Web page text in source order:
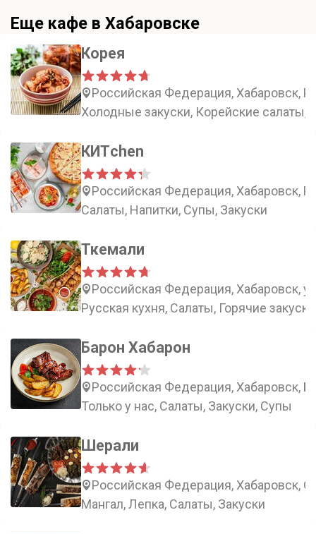
Еще кафе в Хабаровске
Корея
Российская Федерация, Хабаровск,
Холодные закуски, Корейские
КИТchen
Российская Федерация, Хабаровск,
Салаты, Напитки, Супы, Закуски
Ткемали
Российская Федерация, Хабаровск,
Русская кухня, Салаты, Горячие
Барон Хабарон
Российская Федерация, Хабаровск,
Только у нас, Салаты, Закуски, Супы
Шерали
Российская Федерация, Хабаровск,
Мангал, Лепка, Салаты, Закуски